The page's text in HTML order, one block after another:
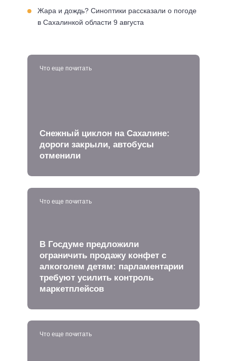
Жара и дождь? Синоптики рассказали о погоде
в Сахалинкой области 9 августа
Что еще почитать
Снежный циклон на Сахалине:
дороги закрыли, автобусы
отменили
Что еще почитать
В Госдуме предложили
ограничить продажу конфет с
алкоголем детям: парламентарии
требуют усилить контроль
маркетплейсов
Что еще почитать